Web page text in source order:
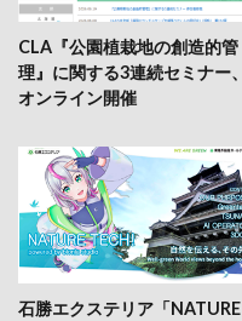
CLA『公園植栽地の創造的管
理』に関する3連続セミナー、
オンライン開催
石勝エクステリア「NATURE